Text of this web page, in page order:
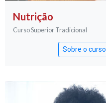
Nutrição
Curso Superior Tradicional
Sobre o curso